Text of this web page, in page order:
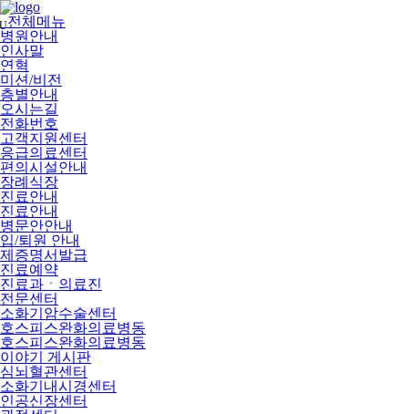
메
뉴
건
너
뛰
기
전체메뉴
병원안내
인사말
연혁
미션/비전
층별안내
오시는길
전화번호
고객지원센터
응급의료센터
편의시설안내
장례식장
진료안내
진료안내
병문안안내
입/퇴원 안내
제증명서발급
진료예약
진료과ㆍ의료진
전문센터
소화기암수술센터
호스피스완화의료병동
호스피스완화의료병동
이야기 게시판
심뇌혈관센터
소화기내시경센터
인공신장센터